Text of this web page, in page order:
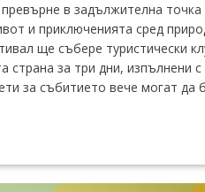
в задължителна точка
и приключенията сред
ще събере туристически
страна за три дни, изпълнени
за събитието вече могат да